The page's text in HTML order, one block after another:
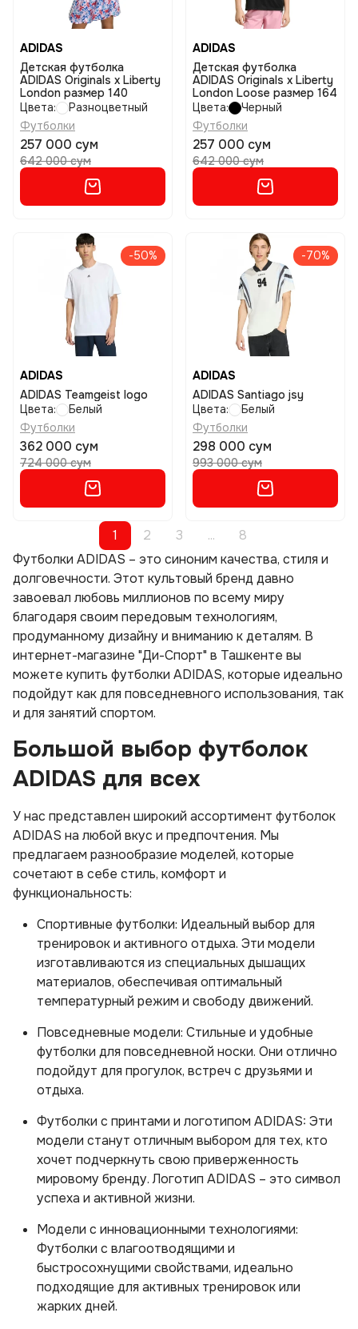
ADIDAS
Детская футболка
ADIDAS Originals x Liberty
London размер 140
Цвета:
Разноцветный
Футболки
257 000 сум
642 000 сум
ADIDAS
Детская футболка
ADIDAS Originals x Liberty
London Loose размер 164
Цвета:
Черный
Футболки
257 000 сум
642 000 сум
-50%
ADIDAS
ADIDAS Teamgeist logo
Цвета:
Белый
Футболки
362 000 сум
724 000 сум
-70%
ADIDAS
ADIDAS Santiago jsy
Цвета:
Белый
Футболки
298 000 сум
993 000 сум
1 2 3 ...
8
Футболки ADIDAS – это синоним качества, стиля и
долговечности. Этот культовый бренд давно
завоевал любовь миллионов по всему миру
благодаря своим передовым технологиям,
продуманному дизайну и вниманию к деталям. В
интернет-магазине "Ди-Спорт" в Ташкенте вы
можете купить футболки ADIDAS, которые идеально
подойдут как для повседневного использования, так
и для занятий спортом.
Большой выбор футболок
ADIDAS для всех
У нас представлен широкий ассортимент футболок
ADIDAS на любой вкус и предпочтения. Мы
предлагаем разнообразие моделей, которые
сочетают в себе стиль, комфорт и
функциональность:
Спортивные футболки: Идеальный выбор для
тренировок и активного отдыха. Эти модели
изготавливаются из специальных дышащих
материалов, обеспечивая оптимальный
температурный режим и свободу движений.
Повседневные модели: Стильные и удобные
футболки для повседневной носки. Они отлично
подойдут для прогулок, встреч с друзьями и
отдыха.
Футболки с принтами и логотипом ADIDAS: Эти
модели станут отличным выбором для тех, кто
хочет подчеркнуть свою приверженность
мировому бренду. Логотип ADIDAS – это символ
успеха и активной жизни.
Модели с инновационными технологиями:
Футболки с влагоотводящими и
быстросохнущими свойствами, идеально
подходящие для активных тренировок или
жарких дней.